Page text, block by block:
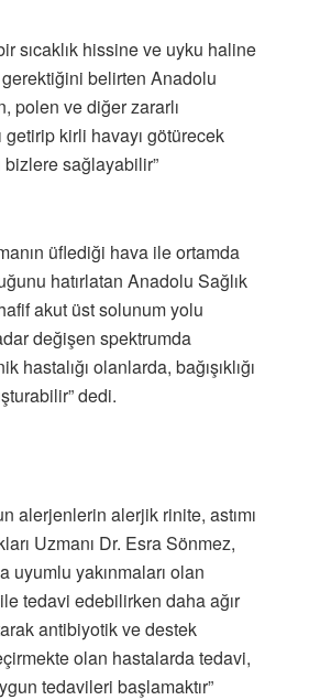
sıcaklık hissine ve uyku haline
gerektiğini belirten Anadolu
polen ve diğer zararlı
kirli havayı götürecek
bizlere sağlayabilir”
üflediği hava ile ortamda
hatırlatan Anadolu Sağlık
akut üst solunum yolu
değişen spektrumda
olanlarda, bağışıklığı
dedi.
alerjenlerin alerjik rinite, astımı
Uzmanı Dr. Esra Sönmez,
uyumlu yakınmaları olan
tedavi edebilirken daha ağır
antibiyotik ve destek
olan hastalarda tedavi,
tedavileri başlamaktır”